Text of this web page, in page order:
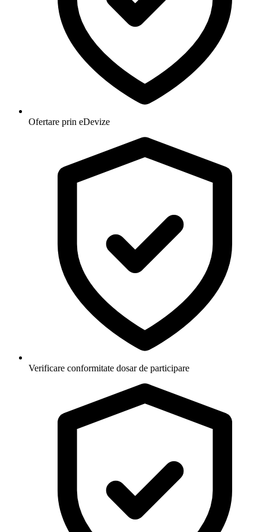
Ofertare prin eDevize
Verificare conformitate dosar de participare